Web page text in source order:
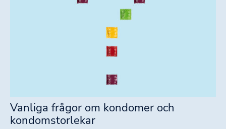
Vanliga frågor om kondomer och
kondomstorlekar